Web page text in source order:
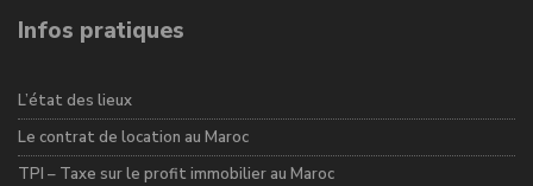
Infos pratiques
L’état des lieux
Le contrat de location au Maroc
TPI – Taxe sur le profit immobilier au Maroc